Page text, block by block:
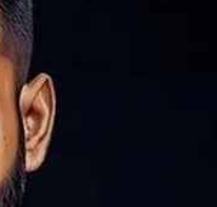
তৈরি করেছে এই